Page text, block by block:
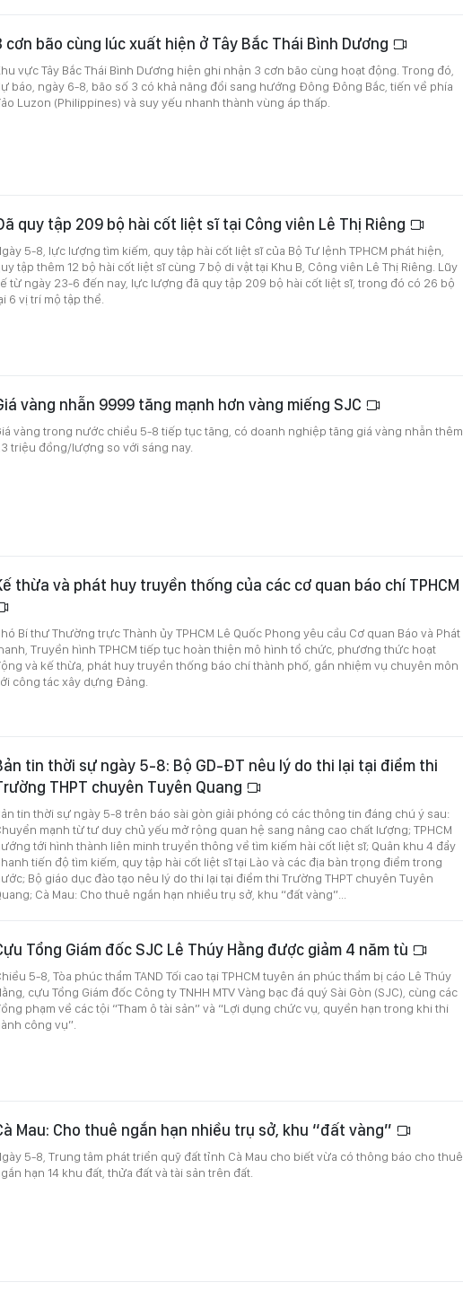
cơn bão cùng lúc xuất hiện ở Tây Bắc Thái Bình Dương
vực Tây Bắc Thái Bình Dương hiện ghi nhận 3 cơn bão cùng hoạt động. Trong đó,
báo, ngày 6-8, bão số 3 có khả năng đổi sang hướng Đông Đông Bắc, tiến về phía
Luzon (Philippines) và suy yếu nhanh thành vùng áp thấp.
quy tập 209 bộ hài cốt liệt sĩ tại Công viên Lê Thị Riêng
5-8, lực lượng tìm kiếm, quy tập hài cốt liệt sĩ của Bộ Tư lệnh TPHCM phát hiện,
tập thêm 12 bộ hài cốt liệt sĩ cùng 7 bộ di vật tại Khu B, Công viên Lê Thị Riêng. Lũy
từ ngày 23-6 đến nay, lực lượng đã quy tập 209 bộ hài cốt liệt sĩ, trong đó có 26 bộ
6 vị trí mộ tập thể.
vàng nhẫn 9999 tăng mạnh hơn vàng miếng SJC
vàng trong nước chiều 5-8 tiếp tục tăng, có doanh nghiệp tăng giá vàng nhẫn thêm
triệu đồng/lượng so với sáng nay.
thừa và phát huy truyền thống của các cơ quan báo chí TPHCM
Bí thư Thường trực Thành ủy TPHCM Lê Quốc Phong yêu cầu Cơ quan Báo và Phát
Truyền hình TPHCM tiếp tục hoàn thiện mô hình tổ chức, phương thức hoạt
và kế thừa, phát huy truyền thống báo chí thành phố, gắn nhiệm vụ chuyên môn
công tác xây dựng Đảng.
tin thời sự ngày 5-8: Bộ GD-ĐT nêu lý do thi lại tại điểm thi
THPT chuyên Tuyên Quang
tin thời sự ngày 5-8 trên báo sài gòn giải phóng có các thông tin đáng chú ý sau:
mạnh từ tư duy chủ yếu mở rộng quan hệ sang nâng cao chất lượng; TPHCM
tới hình thành liên minh truyền thông về tìm kiếm hài cốt liệt sĩ; Quân khu 4 đẩy
tiến độ tìm kiếm, quy tập hài cốt liệt sĩ tại Lào và các địa bàn trọng điểm trong
Bộ giáo dục đào tạo nêu lý do thi lại tại điểm thi Trường THPT chuyên Tuyên
Cà Mau: Cho thuê ngắn hạn nhiều trụ sở, khu “đất vàng”...
Tổng Giám đốc SJC Lê Thúy Hằng được giảm 4 năm tù
5-8, Tòa phúc thẩm TAND Tối cao tại TPHCM tuyên án phúc thẩm bị cáo Lê Thúy
cựu Tổng Giám đốc Công ty TNHH MTV Vàng bạc đá quý Sài Gòn (SJC), cùng các
phạm về các tội “Tham ô tài sản” và “Lợi dụng chức vụ, quyền hạn trong khi thi
công vụ”.
Mau: Cho thuê ngắn hạn nhiều trụ sở, khu “đất vàng”
5-8, Trung tâm phát triển quỹ đất tỉnh Cà Mau cho biết vừa có thông báo cho thuê
hạn 14 khu đất, thửa đất và tài sản trên đất.